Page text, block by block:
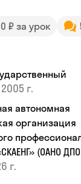
₽ за урок
2005 г.
автономная
организация
(ОАНО ДПО
г.